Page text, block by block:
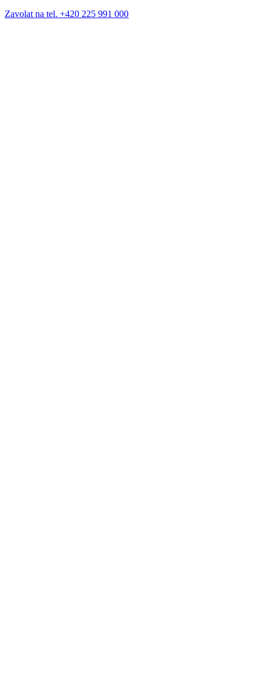
Zavolat na tel. +420 225 991 000